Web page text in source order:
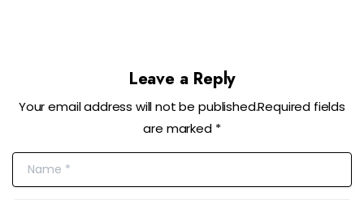
Leave a Reply
Your email address will not be published.Required fields
are marked *
Name*